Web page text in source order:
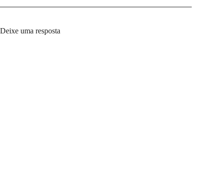
Deixe uma resposta